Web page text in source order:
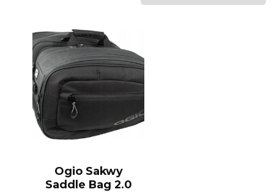
Ogio Sakwy
Saddle Bag 2.0